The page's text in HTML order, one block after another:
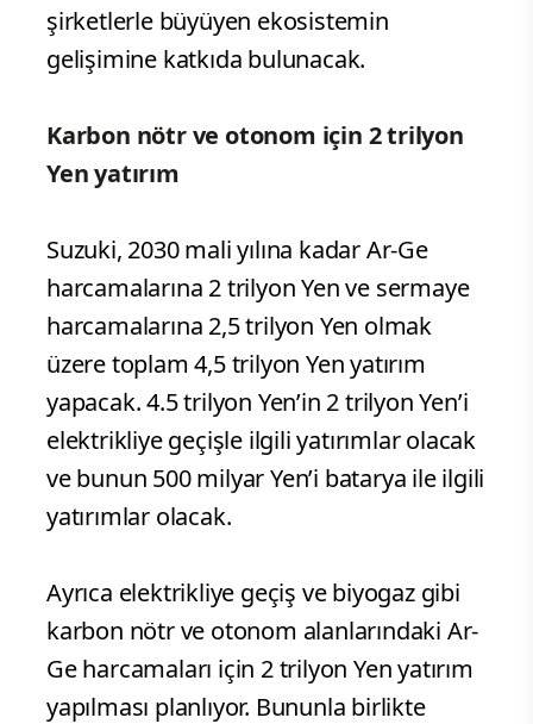
şirketlerle büyüyen ekosistemin
gelişimine katkıda bulunacak.
Karbon nötr ve otonom için 2 trilyon
Yen yatırım
Suzuki, 2030 mali yılına kadar Ar-Ge
harcamalarına 2 trilyon Yen ve sermaye
harcamalarına 2,5 trilyon Yen olmak
üzere toplam 4,5 trilyon Yen yatırım
yapacak. 4.5 trilyon Yen’in 2 trilyon Yen’i
elektrikliye geçişle ilgili yatırımlar olacak
ve bunun 500 milyar Yen’i batarya ile ilgili
yatırımlar olacak.
Ayrıca elektrikliye geçiş ve biyogaz gibi
karbon nötr ve otonom alanlarındaki Ar-
Ge harcamaları için 2 trilyon Yen yatırım
yapılması planlıyor. Bununla birlikte